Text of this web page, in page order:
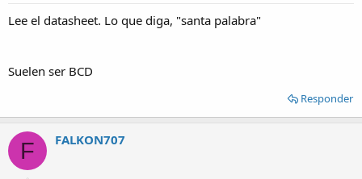
Lee el datasheet. Lo que diga, "santa palabra"
Suelen ser BCD
Responder
F FALKON707